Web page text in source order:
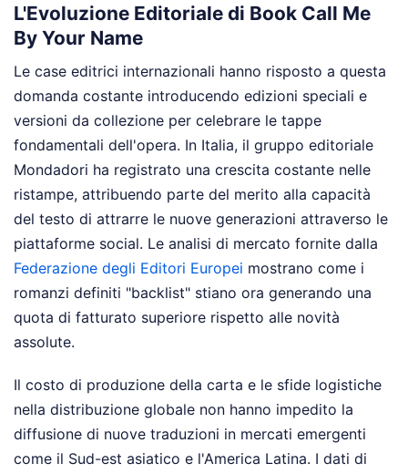
L'Evoluzione Editoriale di Book Call Me
By Your Name
Le case editrici internazionali hanno risposto a questa
domanda costante introducendo edizioni speciali e
versioni da collezione per celebrare le tappe
fondamentali dell'opera. In Italia, il gruppo editoriale
Mondadori ha registrato una crescita costante nelle
ristampe, attribuendo parte del merito alla capacità
del testo di attrarre le nuove generazioni attraverso le
piattaforme social. Le analisi di mercato fornite dalla
Federazione degli Editori Europei mostrano come i
romanzi definiti "backlist" stiano ora generando una
quota di fatturato superiore rispetto alle novità
assolute.
Il costo di produzione della carta e le sfide logistiche
nella distribuzione globale non hanno impedito la
diffusione di nuove traduzioni in mercati emergenti
come il Sud-est asiatico e l'America Latina. I dati di